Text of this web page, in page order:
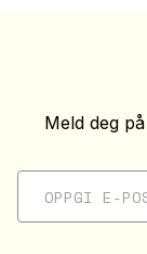
Meld deg